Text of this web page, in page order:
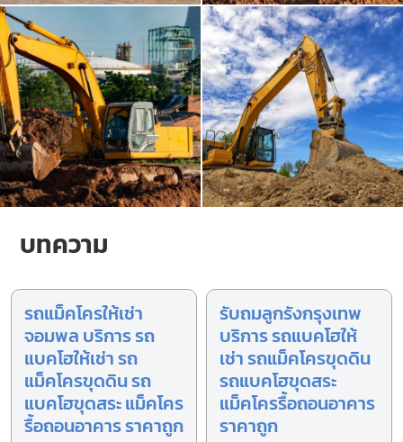
บทความ
รถแม็คโครให้เช่า
จอมพล บริการ รถ
แบคโฮให้เช่า รถ
แม็คโครขุดดิน รถ
แบคโฮขุดสระ แม็คโคร
รื้อถอนอาคาร ราคาถูก
รับถมลูกรังกรุงเทพ
บริการ รถแบคโฮให้
เช่า รถแม็คโครขุดดิน
รถแบคโฮขุดสระ
แม็คโครรื้อถอนอาคาร
ราคาถูก